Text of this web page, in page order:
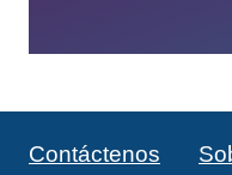
Contáctenos